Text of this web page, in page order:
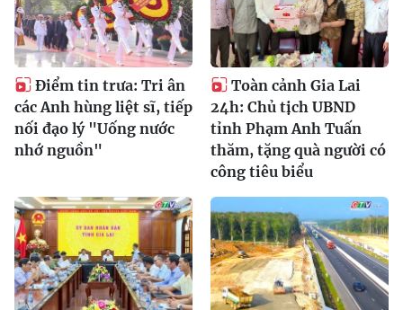
Điểm tin trưa: Tri ân
các Anh hùng liệt sĩ, tiếp
nối đạo lý "Uống nước
nhớ nguồn"
Toàn cảnh Gia Lai
24h: Chủ tịch UBND
tỉnh Phạm Anh Tuấn
thăm, tặng quà người có
công tiêu biểu